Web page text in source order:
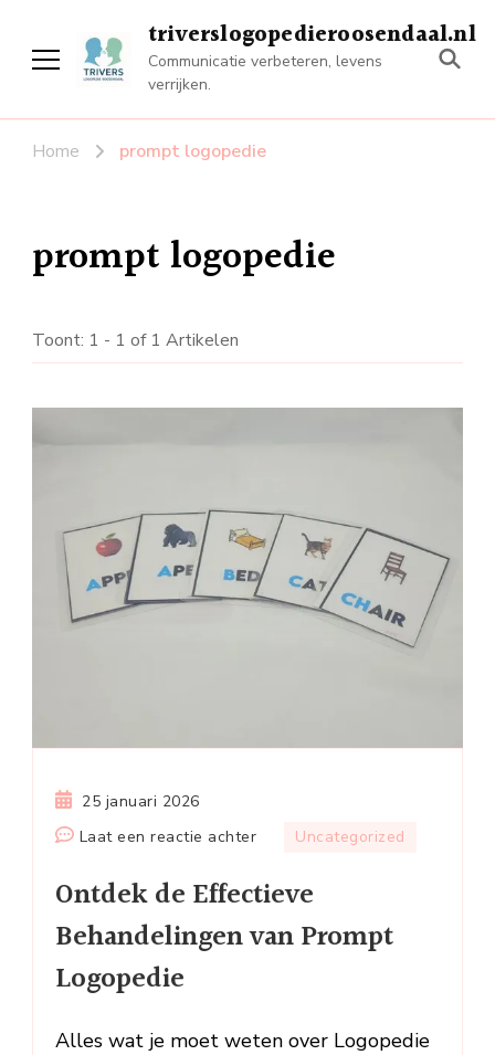
triverslogopedieroosendaal.nl
Communicatie verbeteren, levens
verrijken.
Home prompt logopedie
prompt logopedie
Toont: 1 - 1 of 1 Artikelen
25 januari 2026
Laat een reactie achterop
de
Effectieve
Behandelingen
Logopedie
Uncategorized
Ontdek de Effectieve
Behandelingen van Prompt
Logopedie
Alles wat je moet weten over Logopedie